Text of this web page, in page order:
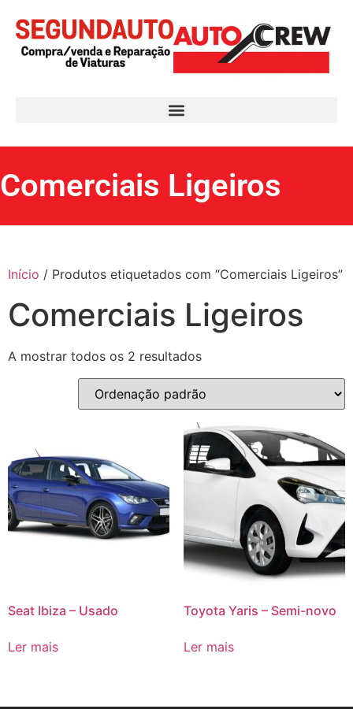
Comerciais Ligeiros
Início / Produtos etiquetados com “Comerciais Ligeiros”
Comerciais Ligeiros
A mostrar todos os 2 resultados
Seat Ibiza – Usado
Ler mais
Toyota Yaris – Semi-novo
Ler mais